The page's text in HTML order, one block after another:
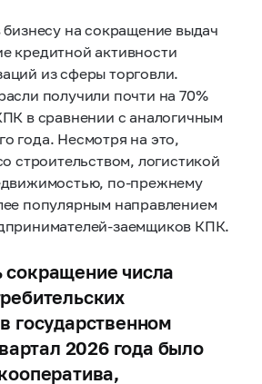
бизнесу на сокращение выдач
кредитной активности
из сферы торговли.
получили почти на 70%
в сравнении с аналогичным
года. Несмотря на это,
строительством, логистикой
по-прежнему
популярным направлением
заемщиков КПК.
числа
государственном
2026 года было